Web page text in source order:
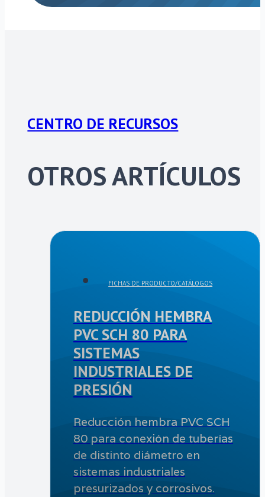
CENTRO DE RECURSOS
OTROS ARTÍCULOS
FICHAS DE PRODUCTO/CATÁLOGOS
REDUCCIÓN HEMBRA
PVC SCH 80 PARA
SISTEMAS
INDUSTRIALES DE
PRESIÓN
Reducción hembra PVC SCH
80 para conexión de tuberías
de distinto diámetro en
sistemas industriales
presurizados y corrosivos.